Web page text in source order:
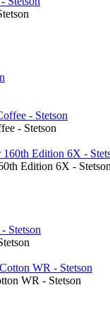
- Stetson
Edition 6X -
WR - Stetson